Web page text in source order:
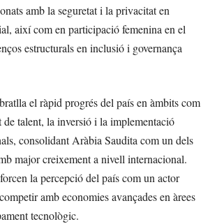
amb la seguretat i la privacitat en
així com en participació femenina en el
estructurals en inclusió i governança
el ràpid progrés del país en àmbits com
de talent, la inversió i la implementació
consolidant Aràbia Saudita com un dels
major creixement a nivell internacional.
la percepció del país com un actor
amb economies avançades en àrees
tecnològic.